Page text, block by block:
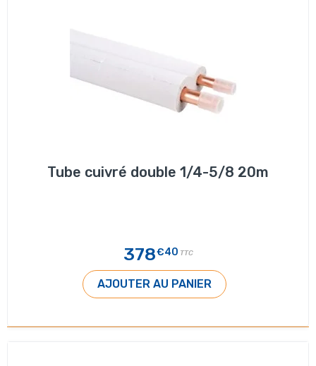
Tube cuivré double 1/4-5/8 20m
378€40 TTC
AJOUTER AU PANIER